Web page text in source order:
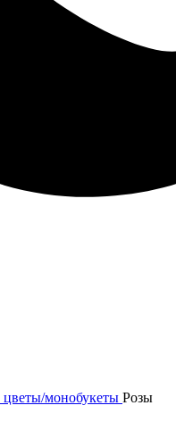
цветы/монобукеты Розы